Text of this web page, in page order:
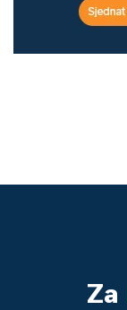
Za